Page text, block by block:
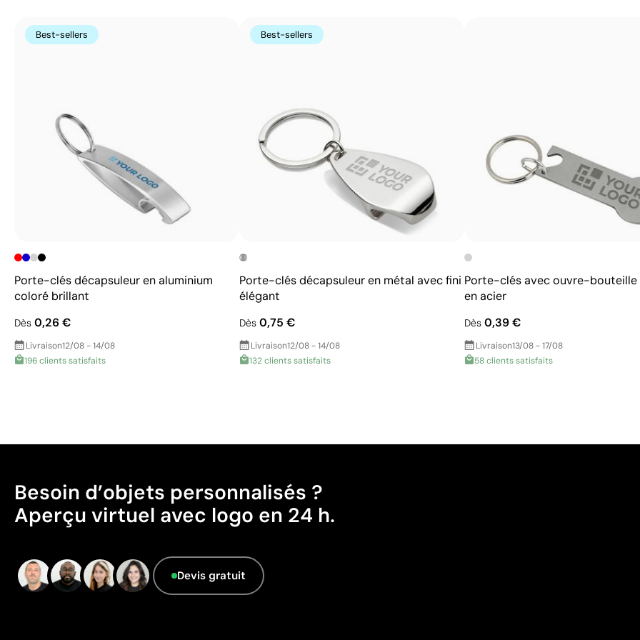
Best-sellers
Porte-clés décapsuleur en aluminium
coloré brillant
Dès 0,26 €
Livraison12/08 - 14/08
196 clients satisfaits
Best-sellers
Porte-clés décapsuleur en métal avec fini
élégant
Dès0,75 €
Livraison12/08 - 14/08
132 clients satisfaits
Porte-clés avec ouvre-bouteille
en acier
Dès0,39 €
Livraison13/08 - 17/08
58 clients satisfaits
Besoin d’objets personnalisés ?
Aperçu virtuel avec logo en 24 h.
Devis gratuit